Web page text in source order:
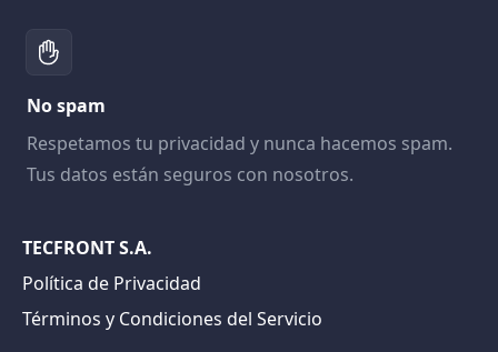
No spam
Respetamos tu privacidad y nunca hacemos spam.
Tus datos están seguros con nosotros.
TECFRONT S.A.
Política de Privacidad
Términos y Condiciones del Servicio